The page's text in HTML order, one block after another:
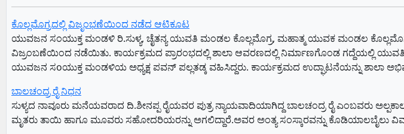
ಕೊಲ್ಲಮೊಗ್ರದಲ್ಲಿ ವಿಜೃಂಭಣೆಯಿಂದ ನಡೆದ ಆಟಿಕೂಟ
ಯುವಜನ ಸಂಯುಕ್ತ ಮಂಡಳಿ ರಿ.ಸುಳ್ಯ, ಚೈತನ್ಯ ಯುವತಿ ಮಂಡಲ ಕೊಲ್ಲಮೊಗ್ರ, ಮಹಾತ್ಮ ಯುವಕ ಮಂಡಲ
ವಿಜ್ರಂಬಣೆಯಿಂದ ನಡೆಯಿತು. ಕಾರ್ಯಕ್ರಮದ ಪ್ರಾರಂಭದಲ್ಲಿ ಶಾಲಾ ಆವರಣದಲ್ಲಿ ನಿರ್ಮಾಣಗೊಂಡ ಗದ್ದೆಯಲ್ಲಿ
ಯುವಜನ ಸoಯುಕ್ತ ಮಂಡಳಿಯ ಅಧ್ಯಕ್ಷ ಪವನ್ ಪಲ್ಲತಡ್ಕ ವಹಿಸಿದ್ದರು. ಕಾರ್ಯಕ್ರಮದ ಉದ್ಘಾಟನೆಯನ್ನು ಶಾಲಾ
ಬಾಲಚಂದ್ರ ರೈ ನಿಧನ
ಸುಳ್ಯದ ನಾವೂರು ಮನೆಯವರಾದ ದಿ.ಶೀನಪ್ಪ ರೈಯವರ ಪುತ್ರ ನ್ಯಾಯವಾದಿಯಾಗಿದ್ದ ಬಾಲಚಂದ್ರ ರೈ ಎಂಬವರು
ಮೃತರು ತಾಯಿ ಹಾಗೂ ಮೂವರು ಸಹೋದರಿಯರನ್ನು ಅಗಲಿದ್ದಾರೆ.ಅವರ ಅಂತ್ಯ ಸಂಸ್ಕಾರವನ್ನು ಕೊಡಿಯಾಲಬೈಲು